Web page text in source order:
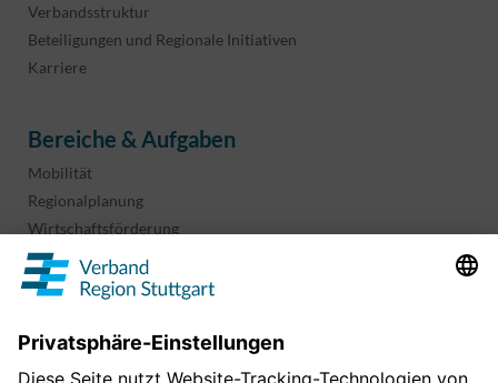
Verbandsstruktur
Beteiligungen und Regionale Initiativen
Karriere
Bereiche & Aufgaben
Mobilität
Regionalplanung
Wirtschaftsförderung
Sport und Kultur